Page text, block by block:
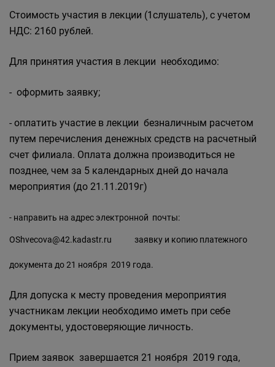
Стоимость участия в лекции (1слушатель), с учетом
НДС: 2160 рублей.
Для принятия участия в лекции необходимо:
- оформить заявку;
- оплатить участие в лекции безналичным расчетом
путем перечисления денежных средств на расчетный
счет филиала. Оплата должна производиться не
позднее, чем за 5 календарных дней до начала
мероприятия (до 21.11.2019г)
- направить на адрес электронной почты:
OShvecova@42.kadastr.ru заявку и копию платежного
документа до 21 ноября 2019 года.
Для допуска к месту проведения мероприятия
участникам лекции необходимо иметь при себе
документы, удостоверяющие личность.
Прием заявок завершается 21 ноября 2019 года,